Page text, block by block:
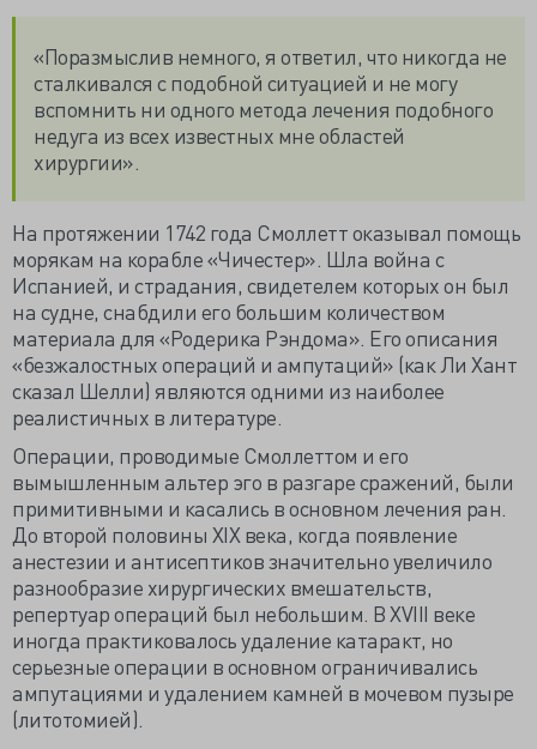
«Поразмыслив немного, я ответил, что никогда не
сталкивался с подобной ситуацией и не могу
вспомнить ни одного метода лечения подобного
недуга из всех известных мне областей
хирургии».
На протяжении 1742 года Смоллетт оказывал помощь
морякам на корабле «Чичестер». Шла война с
Испанией, и страдания, свидетелем которых он был
на судне, снабдили его большим количеством
материала для «Родерика Рэндома». Его описания
«безжалостных операций и ампутаций» (как Ли Хант
сказал Шелли) являются одними из наиболее
реалистичных в литературе.
Операции, проводимые Смоллеттом и его
вымышленным альтер эго в разгаре сражений, были
примитивными и касались в основном лечения ран.
До второй половины XIX века, когда появление
анестезии и антисептиков значительно увеличило
разнообразие хирургических вмешательств,
репертуар операций был небольшим. В XVIII веке
иногда практиковалось удаление катаракт, но
серьезные операции в основном ограничивались
ампутациями и удалением камней в мочевом пузыре
(литотомией).